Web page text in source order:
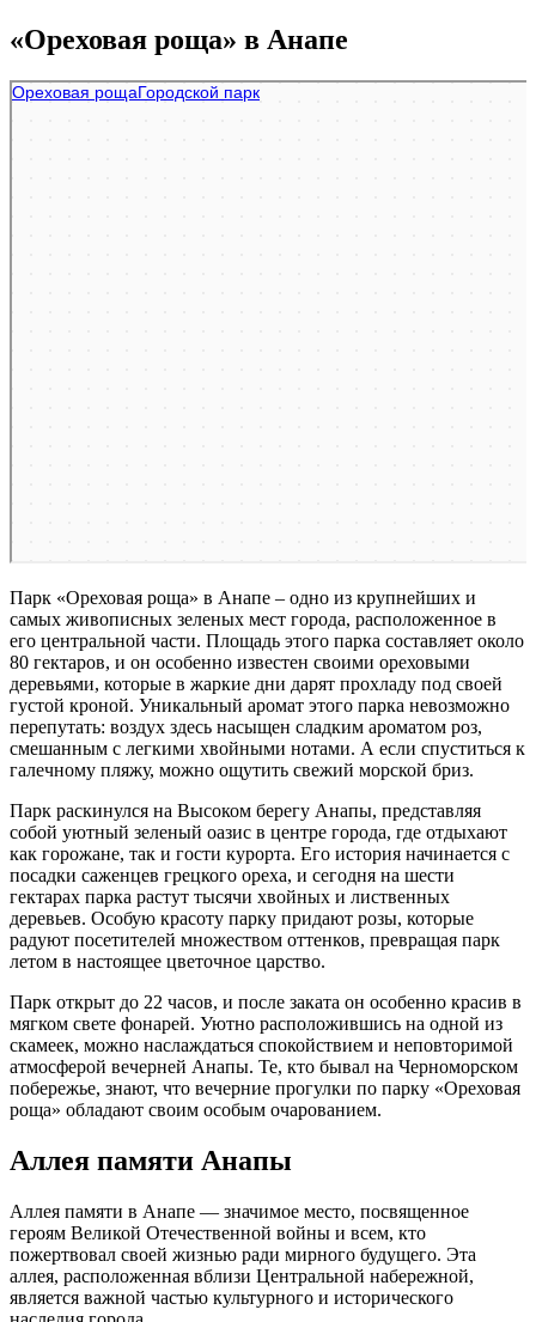
«Ореховая роща» в Анапе
Ореховая роща
Парк культуры и отдыха в Анапе
Парк «Ореховая роща» в Анапе – одно из крупнейших и
самых живописных зеленых мест города, расположенное в
его центральной части. Площадь этого парка составляет около
80 гектаров, и он особенно известен своими ореховыми
деревьями, которые в жаркие дни дарят прохладу под своей
густой кроной. Уникальный аромат этого парка невозможно
перепутать: воздух здесь насыщен сладким ароматом роз,
смешанным с легкими хвойными нотами. А если спуститься к
галечному пляжу, можно ощутить свежий морской бриз.
Парк раскинулся на Высоком берегу Анапы, представляя
собой уютный зеленый оазис в центре города, где отдыхают
как горожане, так и гости курорта. Его история начинается с
посадки саженцев грецкого ореха, и сегодня на шести
гектарах парка растут тысячи хвойных и лиственных
деревьев. Особую красоту парку придают розы, которые
радуют посетителей множеством оттенков, превращая парк
летом в настоящее цветочное царство.
Парк открыт до 22 часов, и после заката он особенно красив в
мягком свете фонарей. Уютно расположившись на одной из
скамеек, можно наслаждаться спокойствием и неповторимой
атмосферой вечерней Анапы. Те, кто бывал на Черноморском
побережье, знают, что вечерние прогулки по парку «Ореховая
роща» обладают своим особым очарованием.
Аллея памяти Анапы
Аллея памяти в Анапе — значимое место, посвященное
героям Великой Отечественной войны и всем, кто
пожертвовал своей жизнью ради мирного будущего. Эта
аллея, расположенная вблизи Центральной набережной,
является важной частью культурного и исторического